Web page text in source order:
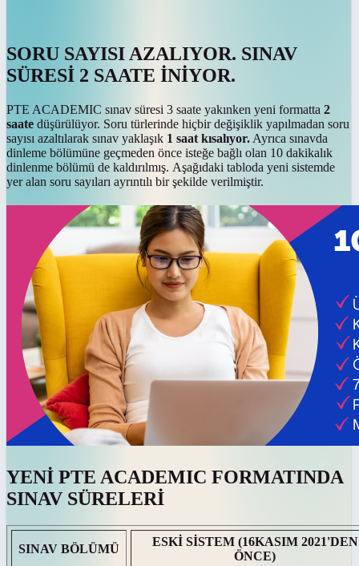
SORU SAYISI AZALIYOR. SINAV
SÜRESİ 2 SAATE İNİYOR.
PTE ACADEMIC sınav süresi 3 saate yakınken yeni formatta 2
saate düşürülüyor. Soru türlerinde hiçbir değişiklik yapılmadan soru
sayısı azaltılarak sınav yaklaşık 1 saat kısalıyor. Ayrıca sınavda
dinleme bölümüne geçmeden önce isteğe bağlı olan 10 dakikalık
dinlenme bölümü de kaldırılmış. Aşağıdaki tabloda yeni sistemde
yer alan soru sayıları ayrıntılı bir şekilde verilmiştir.
YENİ PTE ACADEMIC FORMATINDA
SINAV SÜRELERİ
SINAV BÖLÜMÜ
ESKİ SİSTEM (16KASIM 2021'DEN
ÖNCE)